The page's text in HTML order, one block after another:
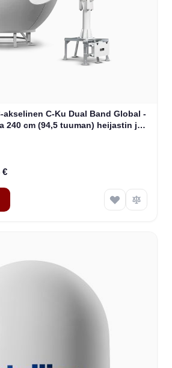
akselinen C-Ku Dual Band Global -
240 cm (94,5 tuuman) heijastin ja
€